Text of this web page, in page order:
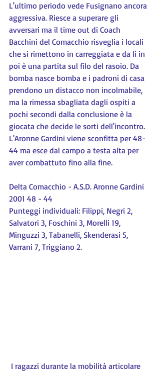
L'ultimo periodo vede Fusignano ancora
aggressiva. Riesce a superare gli
avversari ma il time out di Coach
Bacchini del Comacchio risveglia i locali
che si rimettono in carreggiata e da lì in
poi è una partita sul filo del rasoio. Da
bomba nasce bomba e i padroni di casa
prendono un distacco non incolmabile,
ma la rimessa sbagliata dagli ospiti a
pochi secondi dalla conclusione è la
giocata che decide le sorti dell'incontro.
L'Aronne Gardini viene sconfitta per 48-
44 ma esce dal campo a testa alta per
aver combattuto fino alla fine.
Delta Comacchio - A.S.D. Aronne Gardini
2001 48 - 44
Punteggi individuali: Filippi, Negri 2,
Salvatori 3, Foschini 3, Morelli 19,
Minguzzi 3, Tabanelli, Skenderasi 5,
Varrani 7, Triggiano 2.
I ragazzi durante la mobilità articolare